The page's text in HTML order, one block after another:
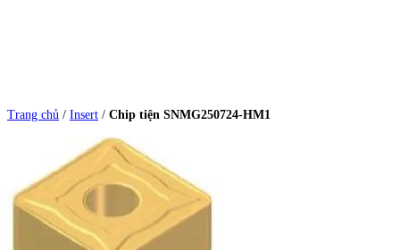
Trang chủ / Insert / Chip tiện SNMG250724-HM1